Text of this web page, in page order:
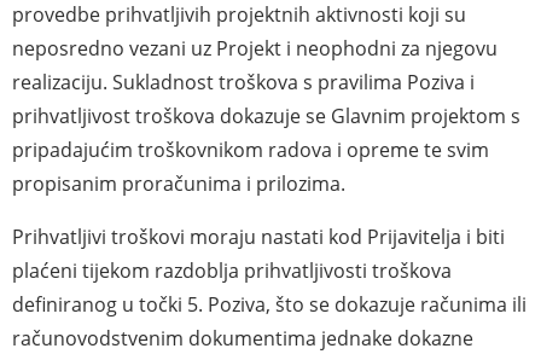
provedbe prihvatljivih projektnih aktivnosti koji su
neposredno vezani uz Projekt i neophodni za njegovu
realizaciju. Sukladnost troškova s pravilima Poziva i
prihvatljivost troškova dokazuje se Glavnim projektom s
pripadajućim troškovnikom radova i opreme te svim
propisanim proračunima i prilozima.
Prihvatljivi troškovi moraju nastati kod Prijavitelja i biti
plaćeni tijekom razdoblja prihvatljivosti troškova
definiranog u točki 5. Poziva, što se dokazuje računima ili
računovodstvenim dokumentima jednake dokazne